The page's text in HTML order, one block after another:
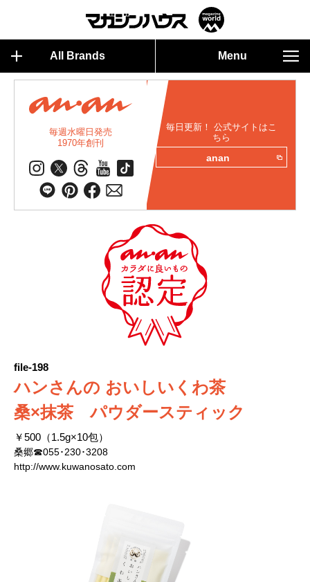
All Brands Menu
毎週水曜日発売
1970年創刊
毎日更新！ 公式サイトはこ
ちら
anan
file-198
ハンさんの おいしいくわ茶
桑×抹茶 パウダースティック
￥500（1.5g×10包）
桑郷☎055･230･3208
http://www.kuwanosato.com